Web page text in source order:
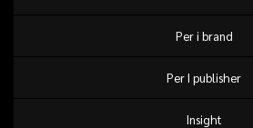
Per i brand
Per I publisher
Insight